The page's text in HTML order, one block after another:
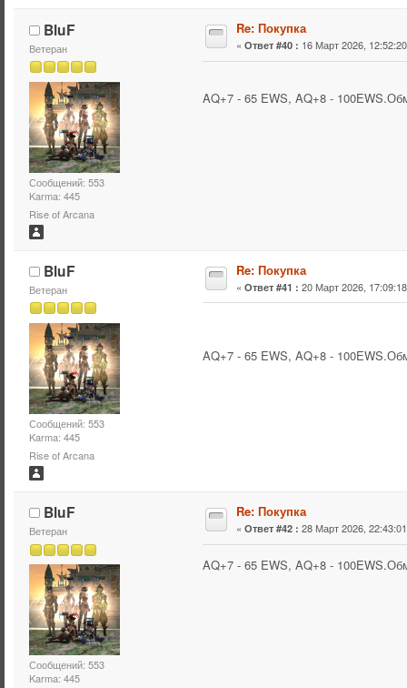
BluF
Ветеран
Сообщений: 553
Karma: 445
Rise of Arcana
Re: Покупка
« Ответ #40 : 16 Март 2026,
AQ+7 - 65 EWS, AQ+8 -
BluF
Ветеран
Сообщений: 553
Karma: 445
Rise of Arcana
Re: Покупка
« Ответ #41 : 20 Март 2026,
AQ+7 - 65 EWS, AQ+8 -
BluF
Ветеран
Сообщений: 553
Karma: 445
Re: Покупка
« Ответ #42 : 28 Март 2026,
AQ+7 - 65 EWS, AQ+8 -